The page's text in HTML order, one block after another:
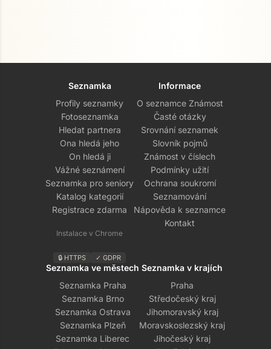
Seznamka
Profily seznamky
Fotoseznamka
Hledat partnera
Ona hledá jeho
On hledá ji
Vážné seznámení
Seznamka pro seniory
Katalog kategorií
Registrace zdarma
Instalace v Chrome
🔒 HTTPS ✓ GDPR
Informace
O seznamce Známost
Časté otázky
Srovnání seznamek
Slovník pojmů
Známost v číslech
Podmínky užití
Ochrana soukromí
Seznamování
Nápověda k seznamce
Kontakt
Seznamka ve městech
Seznamka Praha
Seznamka Brno
Seznamka Ostrava
Seznamka Plzeň
Seznamka Liberec
Seznamka v krajích
Praha
Středočeský kraj
Jihomoravský kraj
Moravskoslezský kraj
Jihočeský kraj